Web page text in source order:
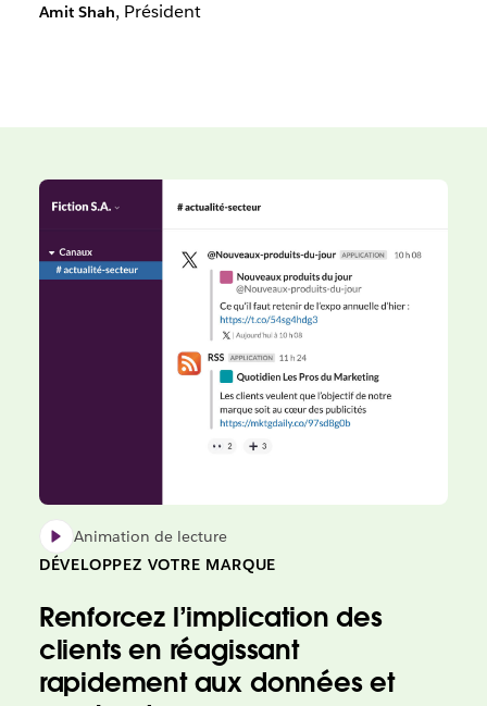
Amit Shah, Président
Animation de lecture
DÉVELOPPEZ VOTRE MARQUE
Renforcez l’implication des
clients en réagissant
rapidement aux données et